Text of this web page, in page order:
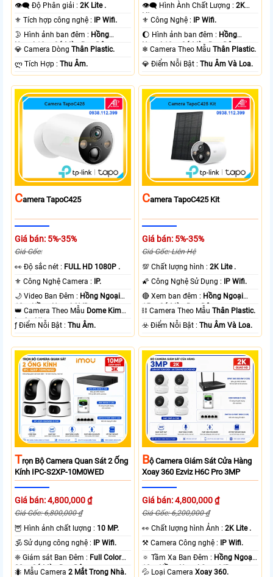
👁️‍🗨 Độ Phân giải :2K Lite .
⚜️ Tích hợp công nghệ : IP Wifi.
🌛 Hình ảnh ban đêm : Hồng
Ngoại 10m Có Màu Ban Ðêm.
💎 Camera DòngThân Plastic.
️ლ Tích Hợp :Thu Âm.
👁️‍🗨 Hình Ành Chất Lượng :2K
Lite .
⚜️ Công Nghệ : IP Wifi.
🌔 Hình ảnh ban đêm : Hồng
Ngoại 10m Có Màu Ban Ðêm.
❄ Camera Theo MẫuThân Plastic.
️💎 Điểm Nỗi Bật :Thu Âm Và Loa.
CAmera TapoC425
Giá bán: 5%-35%
Giá Gốc:
️👀 Độ sắc nét : FULL HD 1080P .
⚜️ Công Nghệ Camera : IP.
🌙 Video Ban Đêm : Hồng Ngoại
10m Hồng Ngoại SMD.
👑 Camera Theo Mẫu Dome Kim
loại + Nhựa.
️ƒ Điểm Nỗi Bật :Thu Âm.
CAmera TapoC425 Kit
Giá bán: 5%-35%
Giá Gốc: Liên Hệ
💯 Chất lượng hình :2K Lite .
🌠 Công Nghệ Sử Dụng : IP Wifi.
🔴 Xem ban đêm : Hồng Ngoại
15m Có Màu Ban Ðêm.
⛓ Camera Theo MẫuThân Plastic.
️☣️ Điểm Nỗi Bật :Thu Âm Và Loa.
TRọn Bộ Camera Quan Sát 2 Ống
Kính IPC-S2XP-10M0WED
Giá bán: 4,800,000 ₫
Giá Gốc: 6,800,000 ₫
🦉 Hình ảnh chất lượng : 10 MP.
🕉️ Sử dụng công nghệ : IP Wifi.
❈ Giám sát Ban Đêm : Full Color
20m Có Màu Ban Ðêm.
🐜 Mẫu Camera2 Mắt Trong Nhà.
BỘ Camera Giám Sát Cửa Hàng
Xoay 360 Ezviz H6C Pro 3MP
Giá bán: 4,800,000 ₫
Giá Gốc: 6,200,000 ₫
️👀 Chất lượng hình Ảnh :2K Lite .
⚒ Camera Công nghệ : IP Wifi.
🔅 Tầm Xa Ban Đêm : Hồng Ngoại
10m Hồng Ngoại Smart IR.
💦 Loại CameraXoay 360.